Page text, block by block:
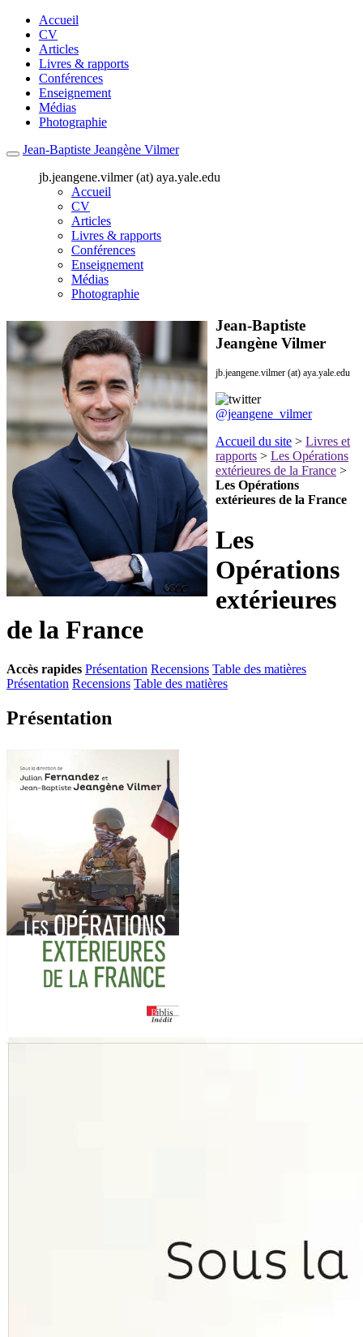
Accueil
CV
Articles
Livres & rapports
Conférences
Enseignement
Médias
Photographie
Jean-Baptiste Jeangène Vilmer
jb.jeangene.vilmer (at) aya.yale.edu
Accueil
CV
Articles
Livres & rapports
Conférences
Enseignement
Médias
Photographie
Jean-Baptiste
Jeangène Vilmer
jb.jeangene.vilmer (at) aya.yale.edu
@jeangene_vilmer
Accueil du site > Livres et
rapports > Les Opérations
extérieures de la France >
Les Opérations
extérieures de la France
Les
Opérations
extérieures
de la France
Accès rapides Présentation Recensions Table des matières
Présentation Recensions Table des matières
Présentation